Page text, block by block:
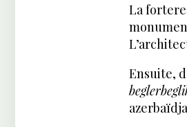
La
Ensuite,